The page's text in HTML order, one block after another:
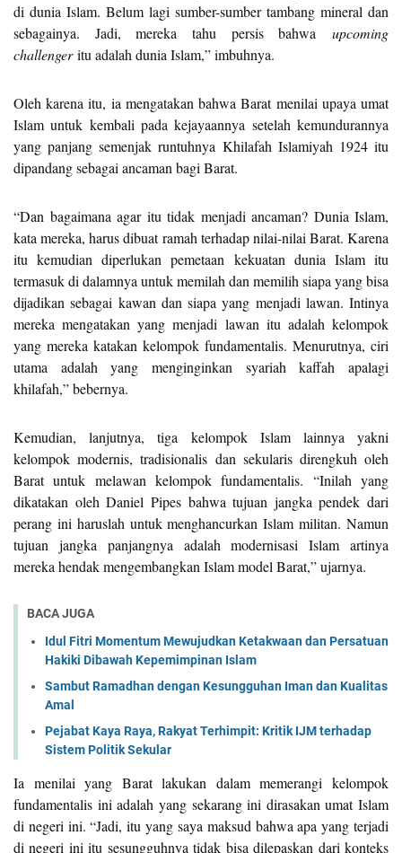
di dunia Islam. Belum lagi sumber-sumber tambang mineral dan
sebagainya. Jadi, mereka tahu persis bahwa upcoming
challengeritu adalah dunia Islam,” imbuhnya.
Oleh karena itu, ia mengatakan bahwa Barat menilai upaya umat
Islam untuk kembali pada kejayaannya setelah kemundurannya
yang panjang semenjak runtuhnya Khilafah Islamiyah 1924 itu
dipandang sebagai ancaman bagi Barat.
“Dan bagaimana agar itu tidak menjadi ancaman? Dunia Islam,
kata mereka, harus dibuat ramah terhadap nilai-nilai Barat. Karena
itu kemudian diperlukan pemetaan kekuatan dunia Islam itu
termasuk di dalamnya untuk memilah dan memilih siapa yang bisa
dijadikan sebagai kawan dan siapa yang menjadi lawan. Intinya
mereka mengatakan yang menjadi lawan itu adalah kelompok
yang mereka katakan kelompok fundamentalis. Menurutnya, ciri
utama adalah yang menginginkan syariah kaffah apalagi
khilafah,” bebernya.
Kemudian, lanjutnya, tiga kelompok Islam lainnya yakni
kelompok modernis, tradisionalis dan sekularis direngkuh oleh
Barat untuk melawan kelompok fundamentalis. “Inilah yang
dikatakan oleh Daniel Pipes bahwa tujuan jangka pendek dari
perang ini haruslah untuk menghancurkan Islam militan. Namun
tujuan jangka panjangnya adalah modernisasi Islam artinya
mereka hendak mengembangkan Islam model Barat,” ujarnya.
BACA JUGA
Idul Fitri Momentum Mewujudkan Ketakwaan dan Persatuan
Hakiki Dibawah Kepemimpinan Islam
Sambut Ramadhan dengan Kesungguhan Iman dan Kualitas
Amal
Pejabat Kaya Raya, Rakyat Terhimpit: Kritik IJM terhadap
Sistem Politik Sekular
Ia menilai yang Barat lakukan dalam memerangi kelompok
fundamentalis ini adalah yang sekarang ini dirasakan umat Islam
di negeri ini. “Jadi, itu yang saya maksud bahwa apa yang terjadi
di negeri ini itu sesungguhnya tidak bisa dilepaskan dari konteks